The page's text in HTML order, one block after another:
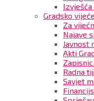
Gradsko vijeće
Za
Najave
Javnost
Akti
Radna
Savjet